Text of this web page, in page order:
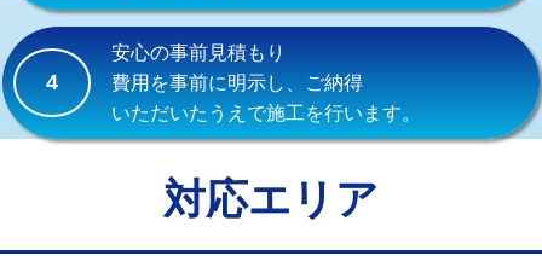
持込商品取付（浄水器・分岐水栓） 16,500円
給水管工事※（ホール加工)
給水管工事※（バンド止め) 3,300円
給水管工事※（保温材使用（バンド止
5,500円
4
安心の事前見積もり
費用を事前に明示し、ご納得
いただいたうえで施工を行います。
対応エリア